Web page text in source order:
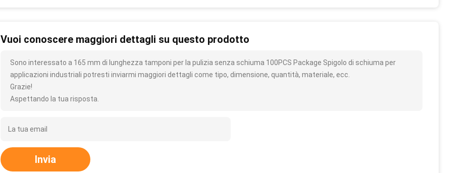
Vuoi conoscere maggiori dettagli su questo prodotto
Sono interessato a 165 mm di lunghezza tamponi per la pulizia senza schiuma 100PCS Package Spigolo di schiuma per
applicazioni industriali potresti inviarmi maggiori dettagli come tipo, dimensione, quantità, materiale, ecc.
Grazie!
Aspettando la tua risposta.
Invia